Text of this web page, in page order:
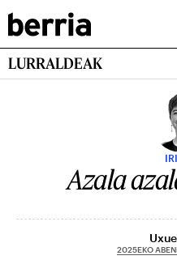
LURRALDEAK
Azala
2025EKO